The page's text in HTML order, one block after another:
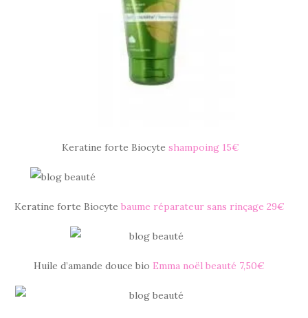
Keratine forte Biocyte shampoing 15€
Keratine forte Biocyte baume réparateur sans rinçage 29€
Huile d’amande douce bio Emma noël beauté 7,50€